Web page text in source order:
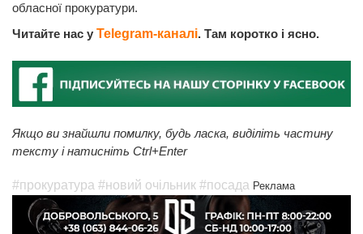
обласної прокуратури.
Читайте нас у Telegram-каналі. Там коротко і ясно.
Якщо ви знайшли помилку, будь ласка, виділіть частину
тексту і натисніть Ctrl+Enter
#прокуратура #новий очільник #посада Реклама